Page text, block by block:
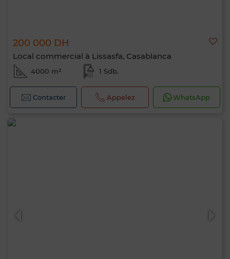
200 000 DH
Local commercial à Lissasfa, Casablanca
4000 m² 1 Sdb.
Contacter Appelez WhatsApp